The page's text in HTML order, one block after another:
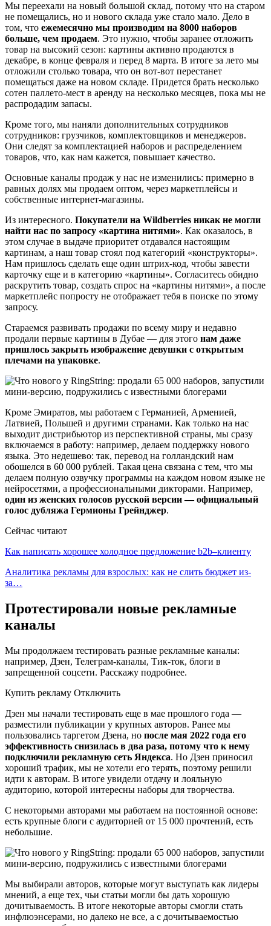
Мы переехали на новый большой склад, потому что на старом
не помещались, но и нового склада уже стало мало. Дело в
том, что ежемесячно мы производим на 8000 наборов
больше, чем продаем. Это нужно, чтобы заранее отложить
товар на высокий сезон: картины активно продаются в
декабре, в конце февраля и перед 8 марта. В итоге за лето мы
отложили столько товара, что он вот-вот перестанет
помещаться даже на новом складе. Придется брать несколько
сотен паллето-мест в аренду на несколько месяцев, пока мы не
распродадим запасы.
Кроме того, мы наняли дополнительных сотрудников
сотрудников: грузчиков, комплектовщиков и менеджеров.
Они следят за комплектацией наборов и распределением
товаров, что, как нам кажется, повышает качество.
Основные каналы продаж у нас не изменились: примерно в
равных долях мы продаем оптом, через маркетплейсы и
собственные интернет-магазины.
Из интересного. Покупатели на Wildberries никак не могли
найти нас по запросу «картина нитями». Как оказалось, в
этом случае в выдаче приоритет отдавался настоящим
картинам, а наш товар стоял под категорий «конструкторы».
Нам пришлось сделать еще один штрих-код, чтобы завести
карточку еще и в категорию «картины». Согласитесь обидно
раскрутить товар, создать спрос на «картины нитями», а после
маркетплейс попросту не отображает тебя в поиске по этому
запросу.
Стараемся развивать продажи по всему миру и недавно
продали первые картины в Дубае — для этого нам даже
пришлось закрыть изображение девушки с открытым
плечами на упаковке.
Кроме Эмиратов, мы работаем с Германией, Арменией,
Латвией, Польшей и другими странами. Как только на нас
выходит дистрибьютор из перспективной страны, мы сразу
включаемся в работу: например, делаем поддержку нового
языка. Это недешево: так, перевод на голландский нам
обошелся в 60 000 рублей. Такая цена связана с тем, что мы
делаем полную озвучку программы на каждом новом языке не
нейросетями, а профессиональными дикторами. Например,
один из женских голосов русской версии — официальный
голос дубляжа Гермионы Грейнджер.
Сейчас читают
Как написать хорошее холодное предложение b2b–клиенту
Аналитика рекламы для взрослых: как не слить бюджет из-
за…
Протестировали новые рекламные
каналы
Мы продолжаем тестировать разные рекламные каналы:
например, Дзен, Телеграм-каналы, Тик-ток, блоги в
запрещенной соцсети. Расскажу подробнее.
Купить рекламу Отключить
Дзен мы начали тестировать еще в мае прошлого года —
разместили публикации у крупных авторов. Ранее мы
пользовались таргетом Дзена, но после мая 2022 года его
эффективность снизилась в два раза, потому что к нему
подключили рекламную сеть Яндекса. Но Дзен приносил
хороший трафик, мы не хотели его терять, поэтому решили
идти к авторам. В итоге увидели отдачу и лояльную
аудиторию, которой интересны наборы для творчества.
С некоторыми авторами мы работаем на постоянной основе:
есть крупные блоги с аудиторией от 15 000 прочтений, есть
небольшие.
Мы выбирали авторов, которые могут выступать как лидеры
мнений, а еще тех, чьи статьи могли бы дать хорошую
дочитываемость. В итоге некоторые авторы смогли стать
инфлюэнсерами, но далеко не все, а с дочитываемостью